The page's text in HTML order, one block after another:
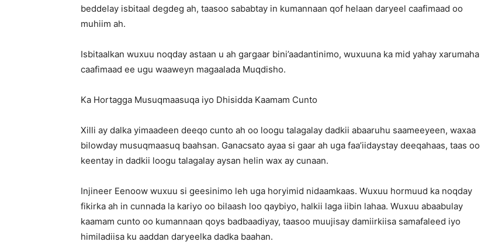
beddelay isbitaal degdeg ah, taasoo sababtay in kumannaan qof helaan daryeel caafimaad oo
muhiim ah.
Isbitaalkan wuxuu noqday astaan u ah gargaar bini’aadantinimo, wuxuuna ka mid yahay xarumaha
caafimaad ee ugu waaweyn magaalada Muqdisho.
Ka Hortagga Musuqmaasuqa iyo Dhisidda Kaamam Cunto
Xilli ay dalka yimaadeen deeqo cunto ah oo loogu talagalay dadkii abaaruhu saameeyeen, waxaa
bilowday musuqmaasuq baahsan. Ganacsato ayaa si gaar ah uga faa’iidaystay deeqahaas, taas oo
keentay in dadkii loogu talagalay aysan helin wax ay cunaan.
Injineer Eenoow wuxuu si geesinimo leh uga horyimid nidaamkaas. Wuxuu hormuud ka noqday
fikirka ah in cunnada la kariyo oo bilaash loo qaybiyo, halkii laga iibin lahaa. Wuxuu abaabulay
kaamam cunto oo kumannaan qoys badbaadiyay, taasoo muujisay damiirkiisa samafaleed iyo
himiladiisa ku aaddan daryeelka dadka baahan.